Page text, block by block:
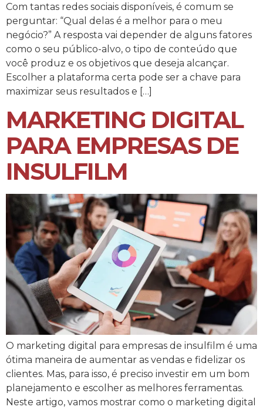
Com tantas redes sociais disponíveis, é comum se
perguntar: “Qual delas é a melhor para o meu
negócio?” A resposta vai depender de alguns fatores
como o seu público-alvo, o tipo de conteúdo que
você produz e os objetivos que deseja alcançar.
Escolher a plataforma certa pode ser a chave para
maximizar seus resultados e […]
MARKETING DIGITAL
PARA EMPRESAS DE
INSULFILM
O marketing digital para empresas de insulfilm é uma
ótima maneira de aumentar as vendas e fidelizar os
clientes. Mas, para isso, é preciso investir em um bom
planejamento e escolher as melhores ferramentas.
Neste artigo, vamos mostrar como o marketing digital